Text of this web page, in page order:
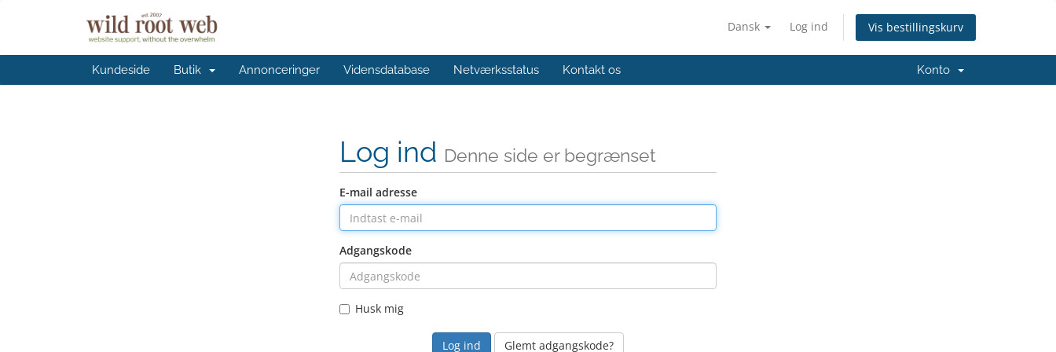
Dansk Log ind Vis bestillingskurv
Kundeside Butik Annonceringer Vidensdatabase Netværksstatus Kontakt os Konto
Log ind Denne side er begrænset
E-mail adresse
Adgangskode
Husk mig
Glemt adgangskode?